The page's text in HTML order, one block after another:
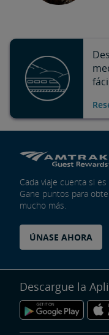
Cada viaje cuenta si
Gane puntos para
mucho más.
ÚNASE AHORA
Descargue la